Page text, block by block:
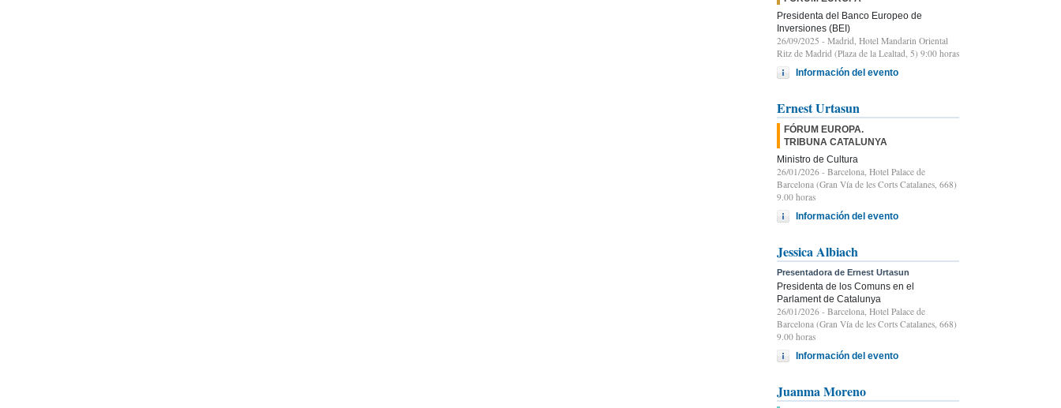
Presidenta del Banco Europeo de
Inversiones (BEI)
26/09/2025 - Madrid, Hotel Mandarin Oriental
Ritz de Madrid (Plaza de la Lealtad, 5) 9:00 horas
Información del evento
Ernest Urtasun
FÓRUM EUROPA.
TRIBUNA CATALUNYA
Ministro de Cultura
26/01/2026 - Barcelona, Hotel Palace de
Barcelona (Gran Vía de les Corts Catalanes, 668)
9.00 horas
Información del evento
Jessica Albiach
Presentadora de Ernest Urtasun
Presidenta de los Comuns en el
Parlament de Catalunya
26/01/2026 - Barcelona, Hotel Palace de
Barcelona (Gran Vía de les Corts Catalanes, 668)
9.00 horas
Información del evento
Juanma Moreno